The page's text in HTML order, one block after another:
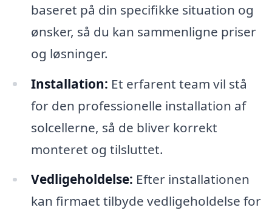
baseret på din specifikke situation og
ønsker, så du kan sammenligne priser
og løsninger.
Installation: Et erfarent team vil stå
for den professionelle installation af
solcellerne, så de bliver korrekt
monteret og tilsluttet.
Vedligeholdelse: Efter installationen
kan firmaet tilbyde vedligeholdelse for